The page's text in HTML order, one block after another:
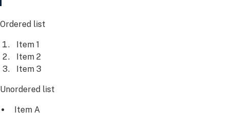
Ordered list
Item 1
Item 2
Item 3
Unordered list
Item A